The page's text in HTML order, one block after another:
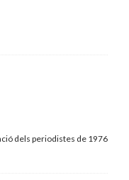
dels periodistes de 1976